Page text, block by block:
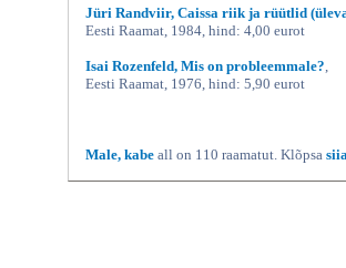
Jüri Randviir, Caissa riik ja rüütlid
Eesti Raamat, 1984, hind: 4,00 eurot
Isai Rozenfeld, Mis on probleemmale?
Eesti Raamat, 1976, hind: 5,90 eurot
Male, kabe all on 110 raamatut. Klõpsa siia